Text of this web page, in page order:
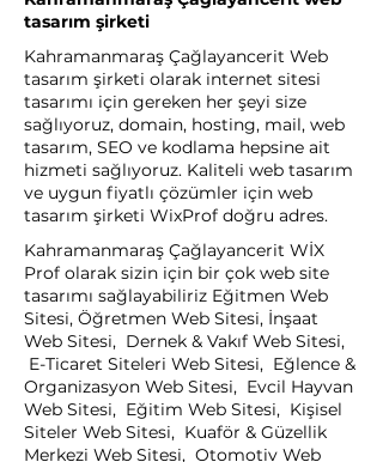
tasarım şirketi
Kahramanmaraş Çağlayancerit Web
tasarım şirketi olarak internet sitesi
tasarımı için gereken her şeyi size
sağlıyoruz, domain, hosting, mail, web
tasarım, SEO ve kodlama hepsine ait
hizmeti sağlıyoruz. Kaliteli web tasarım
ve uygun fiyatlı çözümler için web
tasarım şirketi WixProf doğru adres.
Kahramanmaraş Çağlayancerit WİX
Prof olarak sizin için bir çok web site
tasarımı sağlayabiliriz Eğitmen Web
Sitesi, Öğretmen Web Sitesi, İnşaat
Web Sitesi, Dernek & Vakıf Web Sitesi,
E-Ticaret Siteleri Web Sitesi, Eğlence &
Organizasyon Web Sitesi, Evcil Hayvan
Web Sitesi, Eğitim Web Sitesi, Kişisel
Siteler Web Sitesi, Kuaför & Güzellik
Merkezi Web Sitesi, Otomotiv Web